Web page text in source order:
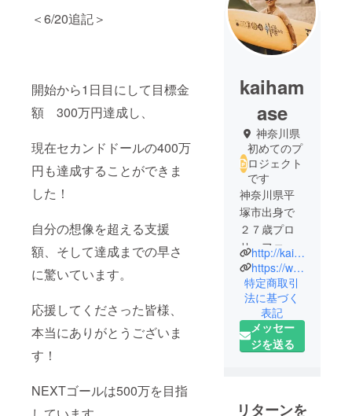
＜6/20追記＞
開始から1日目にして目標金
額 300万円達成し、
現在セカンドドールの400万
円も達成することができま
した！
自分の想像を超える支援
額、そして達成までの早さ
に驚いています。
応援してくださった皆様、
本当にありがとうございま
す！
NEXTゴールは500万を目指
kaiham
ase
神奈川県
初めてのプ
ロジェクト
です
神奈川県平
塚市出身で
２７歳プロ
サーファー
です。
４回日本
チャンピオ
ンを獲得し
ています。
現在は世界
http://kai-hamase-surfing.com/
https://www.youtube.com/channel/UCTjBdX5H_MoyJeITew6TNkQ
特定商取引
法に基づく
表記
メッセー
ジを送る
リターンを